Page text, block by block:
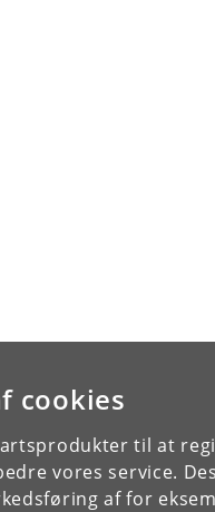
cookies
til at
vores service.
af for